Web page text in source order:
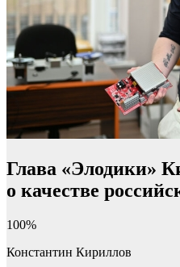
Глава «Элодики»
о качестве
100%
Константин Кириллов